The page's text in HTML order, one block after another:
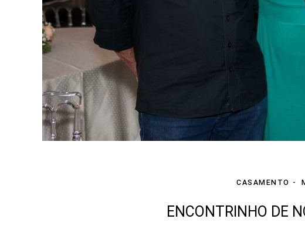
CASAMENTO
ENCONTRINHO DE